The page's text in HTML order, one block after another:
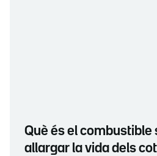
Què és el combustible
allargar la vida dels